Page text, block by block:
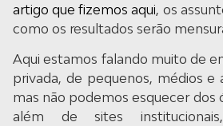
artigo que fizemos aqui, os
como os resultados serão
Aqui estamos falando muito de
privada, de pequenos, médios e
mas não podemos esquecer dos
além de sites